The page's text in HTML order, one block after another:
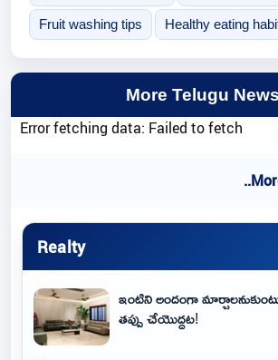
Fruit washing tips Healthy eating
More Telugu News
Error fetching data: Failed to fetch
Realty
ఇంటిని అందంగా
తప్పు చేయొద్దట!